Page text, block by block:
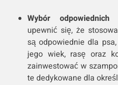
Wybór odpowiednich
upewnić się, że
są odpowiednie dla
jego wiek, rasę oraz
zainwestować w
te dedykowane dla